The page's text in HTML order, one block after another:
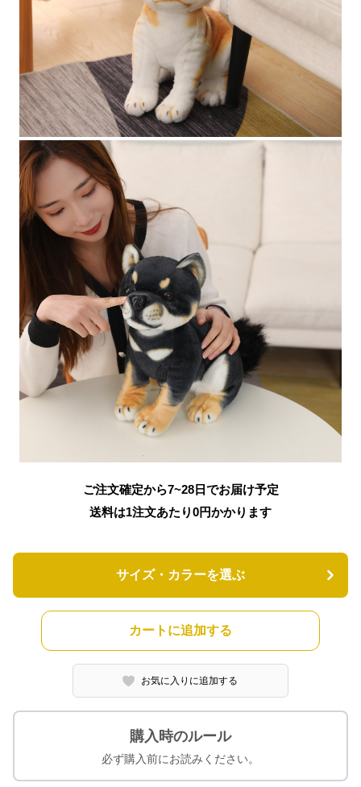
ご注文確定から7~28日でお届け予定
送料は1注文あたり0円かかります
サイズ・カラーを選ぶ
カートに追加する
お気に入りに追加する
購入時のルール
必ず購入前にお読みください。